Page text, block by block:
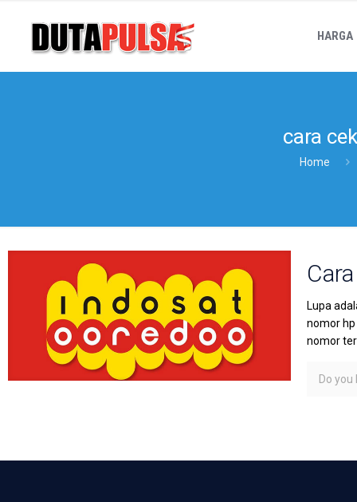
HARGA
cara
Home
Lupa
nomor
nomor
Do you